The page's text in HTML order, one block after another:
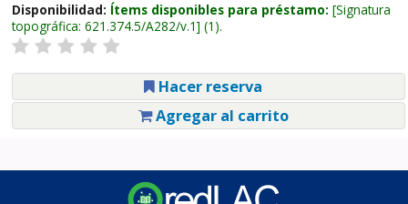
Disponibilidad: Ítems disponibles para préstamo: Signatura
topográfica: 621.374.5/A282/v.1 (1).
Hacer reserva
Agregar al carrito